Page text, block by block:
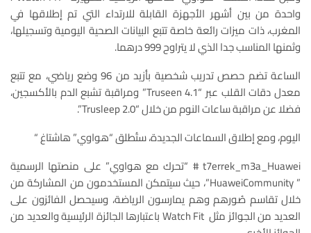
واحدة من بين أشهر الأجهزة القابلة للارتداء التي تم إطلاقها في
المغرب، ذات ميزات رائعة خاصة تتبع البيانات الصحية اليومية وتسجيلها،
وثمنها المناسب جدا الذي لا يتراوح 999 درهما.
الساعة تضم حصص تدريب شخصية بأزيد من 96 وضع رياضي، مع تتبع
معدل دقات القلب عبر “Truseen 4.1” ومراقبة تشبع الدم بالأكسجين،
فضلا عن مراقبة ساعات النوم من خلال “Trusleep 2.0”.
اليوم، ومع إطلاق السماعات الجديدة، ستُطلق “هواوي” هاشتاغ “
t7errek_m3a_Huawei # “تحرك مع هواوي” على منصتها الرسمية
” HuaweiCommunity”، حيث سيتمكن المستخدمون من المشاركة من
خلال تقاسم صُورهم وهم يمارسون الرياضة، وسيحصل الفائزون على
العديد من الجوائز مثل Watch Fit باعتبارها الجائزة الرئيسية والعديد من